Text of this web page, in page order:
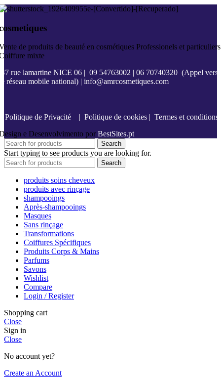
de produits de beauté en cosmétiques Professionels et particuliers
mixte
47 rue lamartine NICE 06 | 09 54763002 | 06 70740320 (Appel vers
réseau mobile national) | info@amrcosmetiques.com
Politique de Privacité | Politique de cookies | Termes et conditions
e Desenvolvimento por BestSites.pt
Search
Start typing to see products you are looking for.
Search
produits soins cheveux
produits avec rinçage
shampooings
Après-shampooings
Masques
Sans rinçage
Transformations
Coiffures Spécifiques
Produits Corps & Mains
Parfums
Savons
Wishlist
Compare
Login / Register
Shopping cart
Close
Sign in
Close
No account yet?
Create an Account